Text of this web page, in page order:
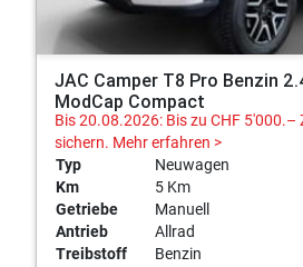
JAC Camper T8 Pro Benzin
ModCap Compact
Bis 20.08.2026: Bis zu CHF
sichern. Mehr erfahren >
Typ
Neuwagen
Km
5 Km
Getriebe
Manuell
Antrieb
Allrad
Treibstoff
Benzin